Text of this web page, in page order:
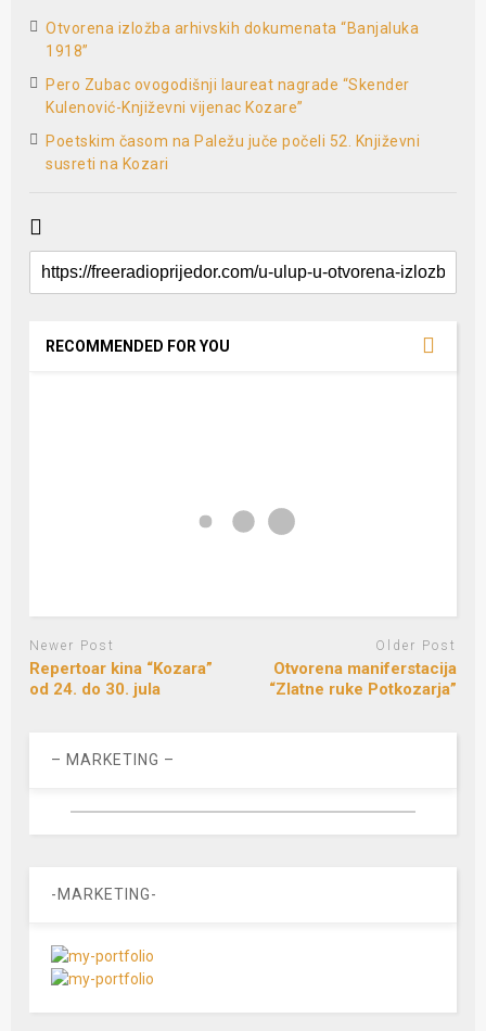
Otvorena izložba arhivskih dokumenata “Banjaluka
1918”
Pero Zubac ovogodišnji laureat nagrade “Skender
Kulenović-Književni vijenac Kozare”
Poetskim časom na Paležu juče počeli 52. Književni
susreti na Kozari
RECOMMENDED FOR YOU
Newer Post
Repertoar kina “Kozara”
od 24. do 30. jula
Older Post
Otvorena maniferstacija
“Zlatne ruke Potkozarja”
– MARKETING –
-MARKETING-